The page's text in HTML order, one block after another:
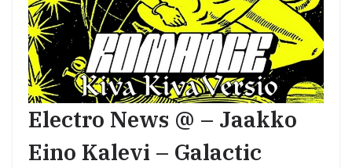
Electro News @ – Jaakko
Eino Kalevi – Galactic